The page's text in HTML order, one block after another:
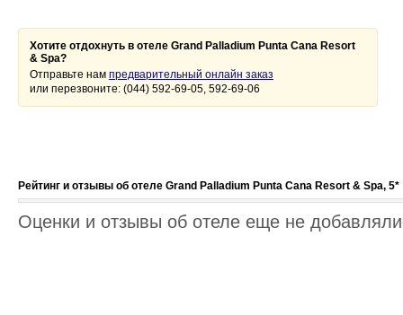
Хотите отдохнуть в отеле Grand Palladium Punta Cana Resort
& Spa?
Отправьте нам предварительный онлайн заказ
или перезвоните: (044) 592-69-05, 592-69-06
Рейтинг и отзывы об отеле Grand Palladium Punta Cana Resort & Spa, 5*
Оценки и отзывы об отеле еще не